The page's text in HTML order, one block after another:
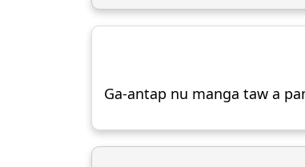
Ga-antap nu manga taw a